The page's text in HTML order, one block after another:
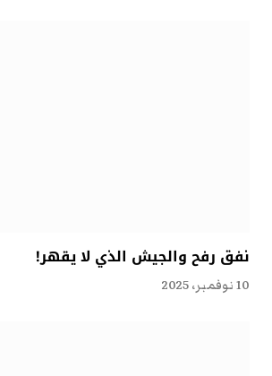
نفق رفح والجيش الذي لا يقهر!
10 نوفمبر، 2025